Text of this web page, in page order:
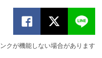
クが機能しない場合があります